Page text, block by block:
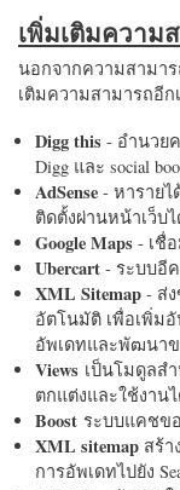
เพิ่มเติมความ
นอกจากความสามา
เติมความสามารถอี
Digg this - อำนวย
Digg และ social
AdSense - หารายไ
ติดตั้งผ่านหน้าเว็บ
Google Maps - เชื่
Ubercart - ระบบอี
XML Sitemap - ส่ง
อัตโนมัติ เพื่อเพิ่ม
อัพเดทและพัฒนา
Views เป็นโมดูลส
ตกแต่งและใช้งาน
Boost ระบบแคชข
XML sitemap สร้า
การอัพเดทไปยัง